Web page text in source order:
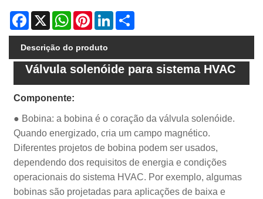
Facebook
X WhatsAppPinterestLinkedIn
Descrição do produto
Válvula solenóide para sistema HVAC
Componente:
● Bobina: a bobina é o coração da válvula solenóide.
Quando energizado, cria um campo magnético.
Diferentes projetos de bobina podem ser usados,
dependendo dos requisitos de energia e condições
operacionais do sistema HVAC. Por exemplo, algumas
bobinas são projetadas para aplicações de baixa e